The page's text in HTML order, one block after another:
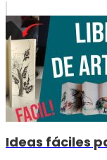
Ideas fáciles